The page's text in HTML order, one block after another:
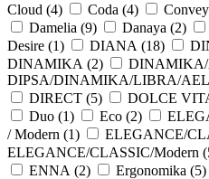
Cloud (4) Coda (4)
Damelia (9) Danaya (2)
Desire (1) DIANA (18)
DINAMIKA (2)
DIPSA/DINAMIKA/LIBRA/
DIRECT (5) DOLCE
Duo (1) Eco (2)
/ Modern (1) ELEGANCE/
ELEGANCE/CLASSIC/Modern (
ENNA (2) Ergonomika (5)